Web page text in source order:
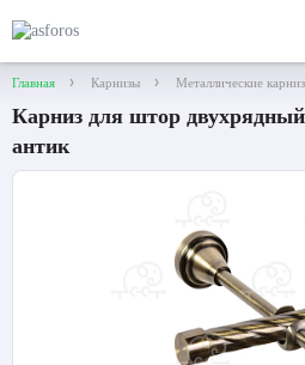
Главная Карнизы Металлические
Карниз для штор
антик